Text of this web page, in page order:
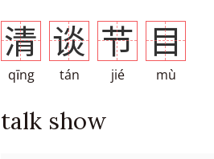
清
qīng
谈
tán
节
jié
目
mù
talk show